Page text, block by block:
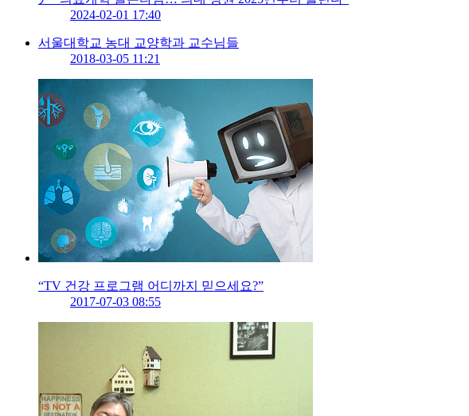
2024-02-01 17:40
서울대학교 농대 교양학과 교수님들
2018-03-05 11:21
“TV 건강 프로그램 어디까지 믿으세요?”
2017-07-03 08:55